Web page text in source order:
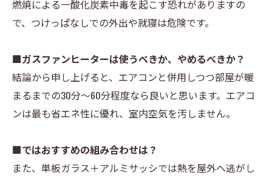
燃焼による一酸化炭素中毒を起こす恐れがありますの
で、つけっぱなしでの外出や就寝は危険です。
■ガスファンヒーターは使うべきか、やめるべきか？
結論から申し上げると、エアコンと併用しつつ部屋が暖
まるまでの30分～60分程度なら良いと思います。エアコ
ンは最も省エネ性に優れ、室内空気を汚しません。
■ではおすすめの組み合わせは？
また、単板ガラス＋アルミサッシでは熱を屋外へ逃がし